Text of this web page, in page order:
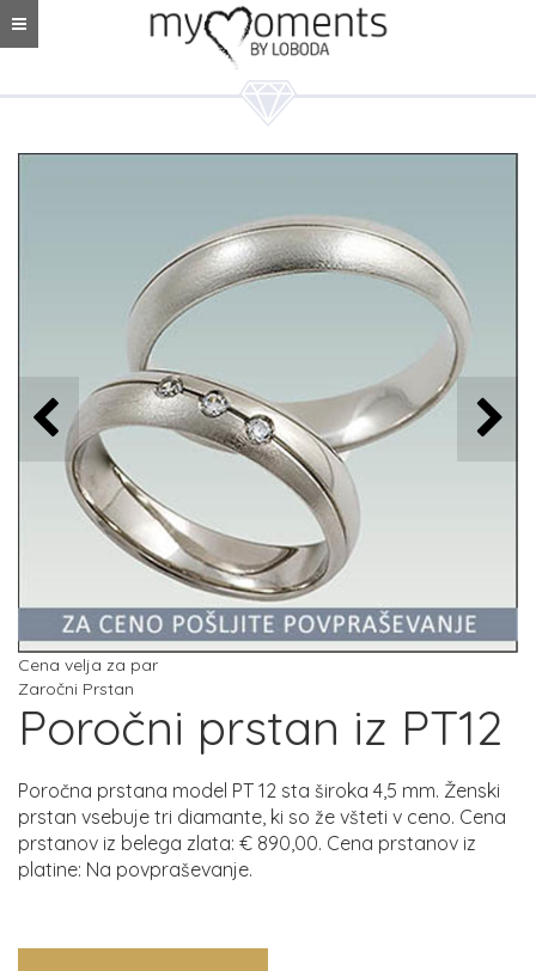
Cena velja za par
Zaročni Prstan
Poročni prstan iz PT12
Poročna prstana model PT 12 sta široka 4,5 mm. Ženski
prstan vsebuje tri diamante, ki so že všteti v ceno. Cena
prstanov iz belega zlata: € 890,00. Cena prstanov iz
platine: Na povpraševanje.